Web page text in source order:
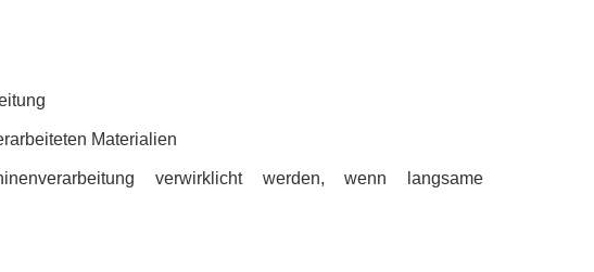
Materialien
verwirklicht werden, wenn langsame